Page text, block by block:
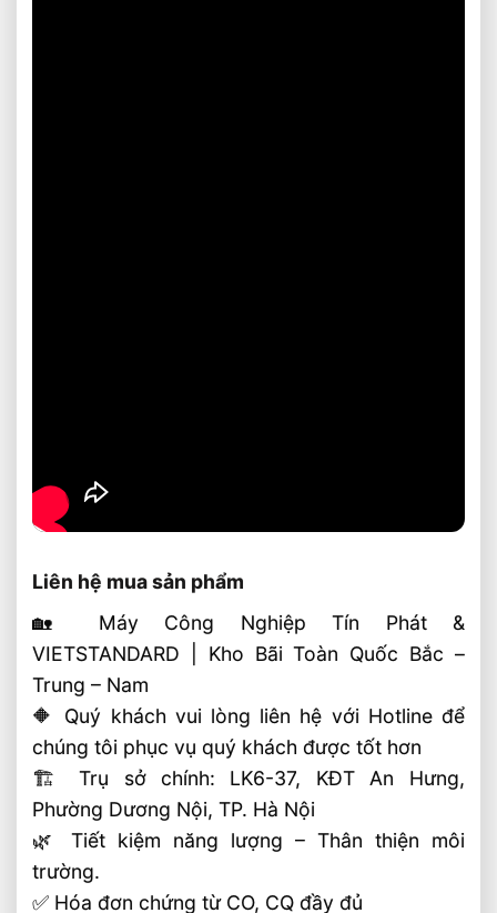
Liên hệ mua sản phẩm
🏡 Máy Công Nghiệp Tín Phát &
VIETSTANDARD | Kho Bãi Toàn Quốc Bắc –
Trung – Nam
🔶 Quý khách vui lòng liên hệ với Hotline để
chúng tôi phục vụ quý khách được tốt hơn
🏗 Trụ sở chính: LK6-37, KĐT An Hưng,
Phường Dương Nội, TP. Hà Nội
🌿 Tiết kiệm năng lượng – Thân thiện môi
trường.
✅ Hóa đơn chứng từ CO, CQ đầy đủ